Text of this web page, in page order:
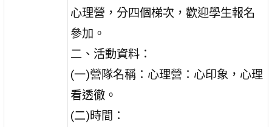
心理營，分四個梯次，歡迎學生報名
參加。
二、活動資料：
(一)營隊名稱：心理營：心印象，心理
看透徹。
(二)時間：